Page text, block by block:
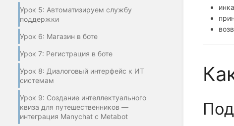
Урок 5: Автоматизируем службу
поддержки
Урок 6: Магазин в боте
Урок 7: Регистрация в боте
Урок 8: Диалоговый интерфейс к ИТ
системам
Урок 9: Создание интеллектуального
квиза для путешественников —
интеграция Manychat с Metabot